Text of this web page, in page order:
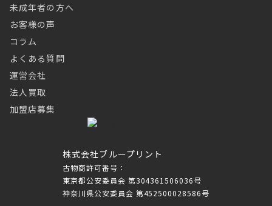
株式会社ブループリント
古物商許可番号：
東京都公安委員会 第304361506036号
神奈川県公安委員会 第452500028586号
未成年者の方へ
お客様の声
コラム
よくある質問
運営会社
法人買取
加盟店募集